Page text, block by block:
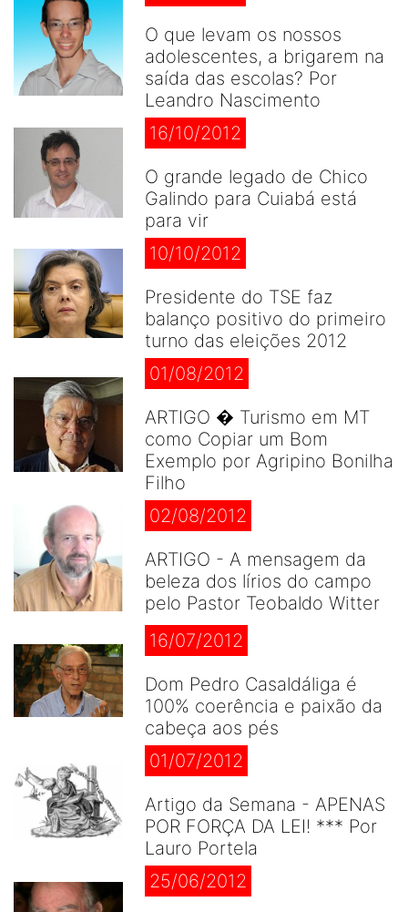
O que levam os nossos
adolescentes, a brigarem na
saída das escolas? Por
Leandro Nascimento
16/10/2012
O grande legado de Chico
Galindo para Cuiabá está
para vir
10/10/2012
Presidente do TSE faz
balanço positivo do primeiro
turno das eleições 2012
01/08/2012
ARTIGO � Turismo em MT
como Copiar um Bom
Exemplo por Agripino Bonilha
Filho
02/08/2012
ARTIGO - A mensagem da
beleza dos lírios do campo
pelo Pastor Teobaldo Witter
16/07/2012
Dom Pedro Casaldáliga é
100% coerência e paixão da
cabeça aos pés
01/07/2012
Artigo da Semana - APENAS
POR FORÇA DA LEI! *** Por
Lauro Portela
25/06/2012